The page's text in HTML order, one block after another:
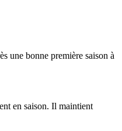
une bonne première saison à
en saison. Il maintient